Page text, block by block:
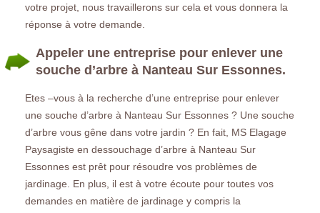
votre projet, nous travaillerons sur cela et vous donnera la
réponse à votre demande.
Appeler une entreprise pour enlever une
souche d’arbre à Nanteau Sur Essonnes.
Etes –vous à la recherche d’une entreprise pour enlever
une souche d’arbre à Nanteau Sur Essonnes ? Une souche
d’arbre vous gêne dans votre jardin ? En fait, MS Elagage
Paysagiste en dessouchage d’arbre à Nanteau Sur
Essonnes est prêt pour résoudre vos problèmes de
jardinage. En plus, il est à votre écoute pour toutes vos
demandes en matière de jardinage y compris la